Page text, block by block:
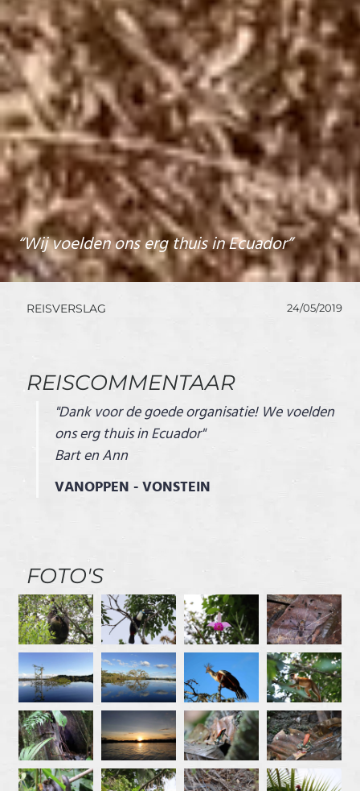
“Wij voelden ons erg thuis in Ecuador”
REISVERSLAG 24/05/2019
REISCOMMENTAAR
"Dank voor de goede organisatie! We voelden
ons erg thuis in Ecuador"
Bart en Ann
VANOPPEN - VONSTEIN
FOTO'S